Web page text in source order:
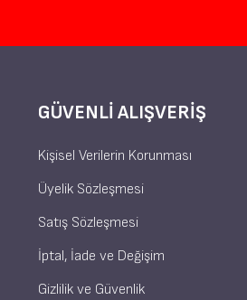
GÜVENLI ALIŞVERIŞ
Kişisel Verilerin Korunması
Üyelik Sözleşmesi
Satış Sözleşmesi
İptal, İade ve Değişim
Gizlilik ve Güvenlik